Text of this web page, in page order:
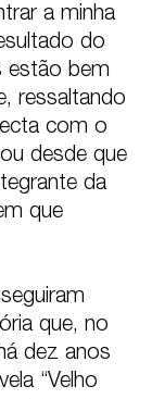
a minha
do
estão bem
ressaltando
com o
desde que
da
que
que, no
dez anos
“Velho